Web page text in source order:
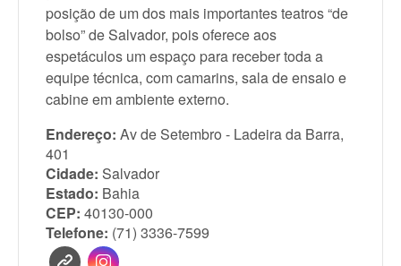
posição de um dos mais importantes teatros “de
bolso” de Salvador, pois oferece aos
espetáculos um espaço para receber toda a
equipe técnica, com camarins, sala de ensaio e
cabine em ambiente externo.
Endereço: Av de Setembro - Ladeira da Barra,
401
Cidade: Salvador
Estado: Bahia
CEP: 40130-000
Telefone: (71) 3336-7599